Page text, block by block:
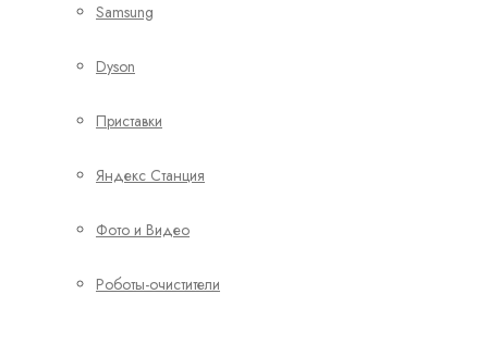
Samsung
Dyson
Приставки
Яндекс Станция
Фото и Видео
Роботы-очистители